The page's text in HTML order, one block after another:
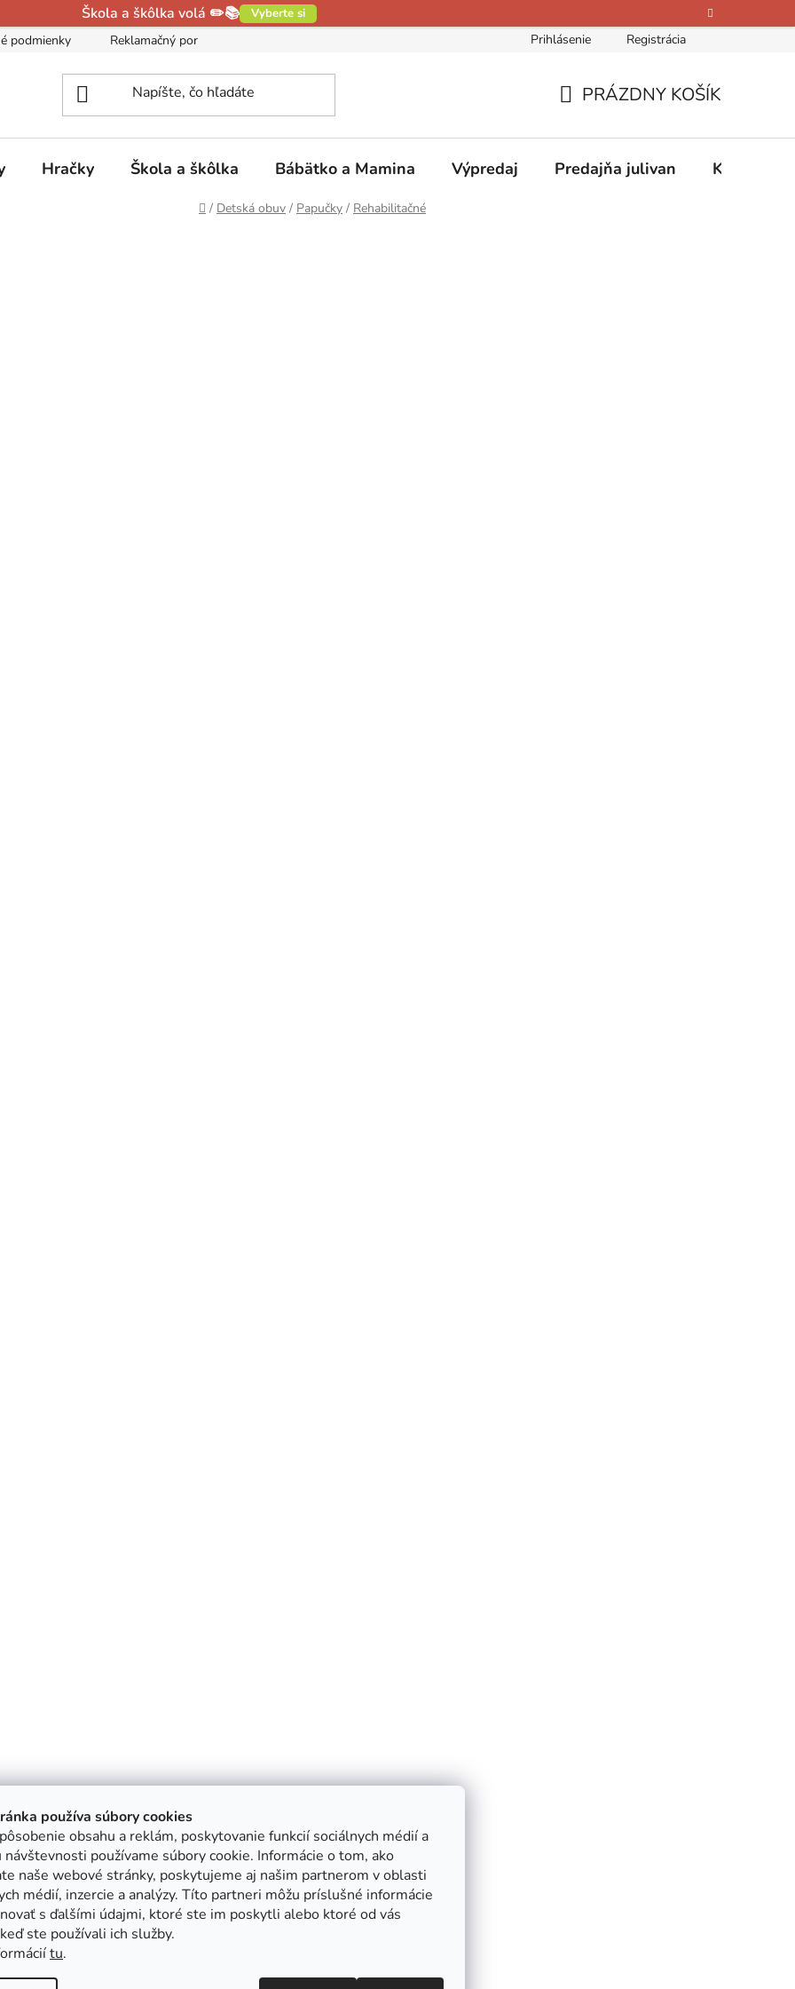
používa súbory cookies
obsahu a reklám, poskytovanie funkcií sociálnych médií a
návštevnosti používame súbory cookie. Informácie o tom, ako
naše webové stránky, poskytujeme aj našim partnerom v oblasti
médií, inzercie a analýzy. Títo partneri môžu príslušné informácie
s ďalšími údajmi, ktoré ste im poskytli alebo ktoré od vás
ste používali ich služby.
tu.
Škola a škôlka volá ✏️📚 Vyberte si
podmienky Reklamačný poriadok Kontakty O nás Hodnotenie obchodu
Prihlásenie Registrácia
KOŠÍK
PRÁZDNY KOŠÍK
Hračky Škola a škôlka Bábätko a Mamina Výpredaj Predajňa julivan Kontakty
Domov
/ Detská obuv / Papučky / Rehabilitačné